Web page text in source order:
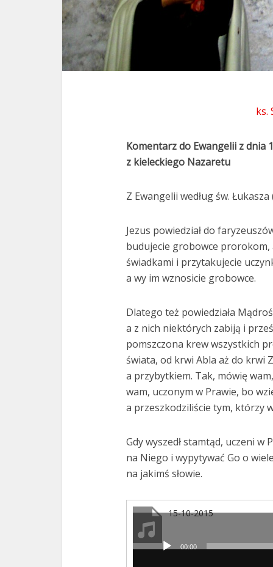
ks.
Komentarz do Ewangelii z dnia
z kieleckiego Nazaretu
Z Ewangelii według św. Łukasza
Jezus powiedział do
budujecie grobowce prorokom,
świadkami i przytakujecie
a wy im wznosicie grobowce.
Dlatego też powiedziała
a z nich niektórych zabiją i
pomszczona krew wszystkich
świata, od krwi Abla aż do krwi
a przybytkiem. Tak, mówię
wam, uczonym w Prawie, bo
a przeszkodziliście tym, którzy
Gdy wyszedł stamtąd, uczeni
na Niego i wypytywać Go o
na jakimś słowie.
15-10-2015
00:00